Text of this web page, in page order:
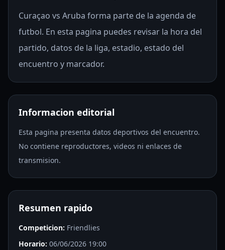
Curaçao vs Aruba forma parte de la agenda de
futbol. En esta pagina puedes revisar la hora del
partido, datos de la liga, estadio, estado del
encuentro y marcador.
Informacion editorial
Esta pagina presenta datos deportivos del encuentro.
No contiene reproductores, videos ni enlaces de
transmision.
Resumen rapido
Competicion: Friendlies
Horario: 06/06/2026 19:00